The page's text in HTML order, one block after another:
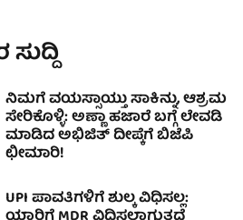
ನಿಮಗೆ ವಯಸ್ಸಾಯ್ತು ಸಾಕಿನ್ನು, ಆಶ್ರಮ
ಸೇರಿಕೊಳ್ಳಿ: ಅಣ್ಣಾ ಹಜಾರೆ ಬಗ್ಗೆ ಲೇವಡಿ
ಮಾಡಿದ ಅಭಿಜಿತ್ ದೀಪ್ಕೆಗೆ ಬಿಜೆಪಿ
ಛೀಮಾರಿ!
UPI ಪಾವತಿಗಳಿಗೆ ಶುಲ್ಕ ವಿಧಿಸಲ್ಲ: